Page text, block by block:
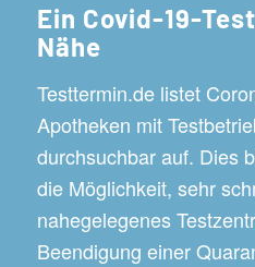
Ein Covid-19-
Nähe
Testtermin.de listet
Apotheken mit
durchsuchbar auf. Dies
die Möglichkeit, sehr
nahegelegenes
Beendigung einer